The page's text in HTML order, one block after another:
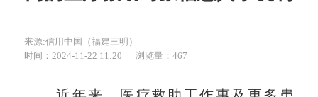
来源:信用中国（福建三明）
时间：2024-11-22 11:20
浏览量：467